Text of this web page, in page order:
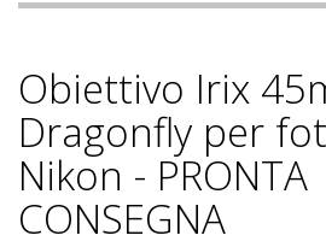
Obiettivo Irix
Dragonfly per
Nikon - PRONTA
CONSEGNA